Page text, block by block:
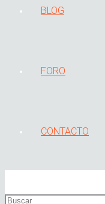
BLOG
FORO
CONTACTO